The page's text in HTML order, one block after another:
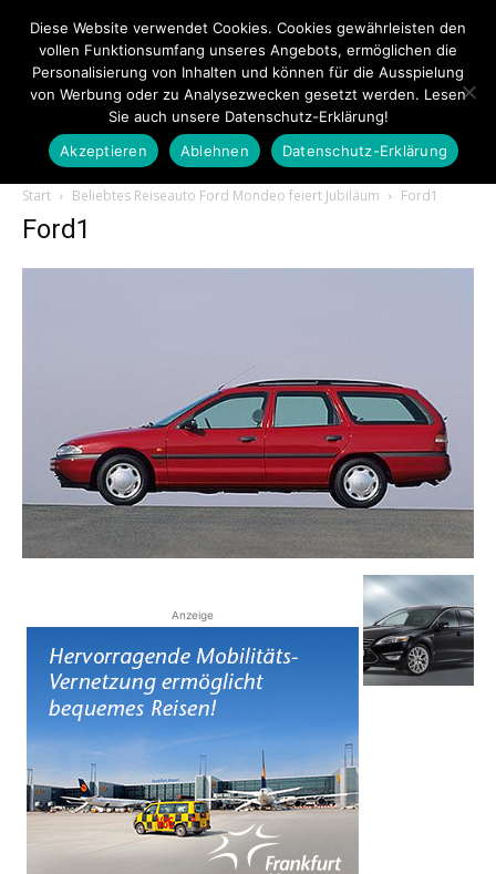
Touristiknews.de
und
Reiseempfehlungen.
Start Beliebtes Reiseauto Ford Mondeo feiert Jubiläum Ford1
Ford1
Anzeige
Diese Website verwendet Cookies. Cookies gewährleisten den
vollen Funktionsumfang unseres Angebots, ermöglichen die
Personalisierung von Inhalten und können für die Ausspielung
von Werbung oder zu Analysezwecken gesetzt werden. Lesen
Sie auch unsere Datenschutz-Erklärung!
Akzeptieren
Ablehnen Datenschutz-Erklärung